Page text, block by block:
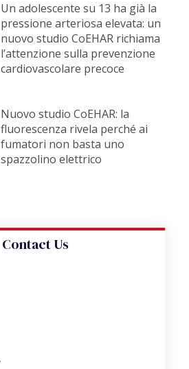
Un adolescente su 13 ha già la
pressione arteriosa elevata: un
nuovo studio CoEHAR richiama
l’attenzione sulla prevenzione
cardiovascolare precoce
Nuovo studio CoEHAR: la
fluorescenza rivela perché ai
fumatori non basta uno
spazzolino elettrico
Contact Us